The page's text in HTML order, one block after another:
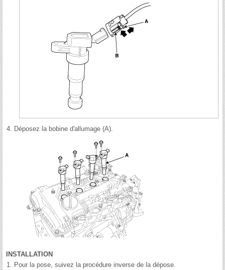
4. Déposez la bobine d'allumage (A).
INSTALLATION
1. Pour la pose, suivez la procédure inverse de la dépose.